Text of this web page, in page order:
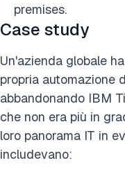
premises.
Case study
Un'azienda globale
propria automazione
abbandonando IBM
che non era più in
loro panorama IT in
includevano: